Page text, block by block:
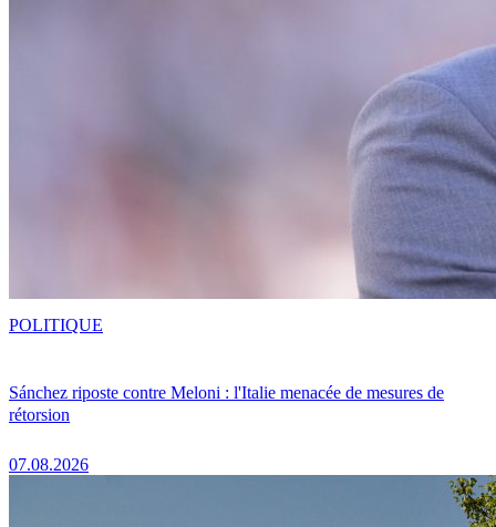
Sánchez riposte contre Meloni : l'Italie menacée de mesures de
rétorsion
07.08.2026
POLITIQUE